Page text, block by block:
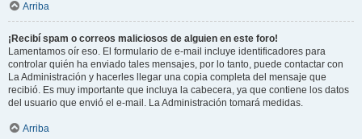
Arriba
¡Recibí spam o correos maliciosos de alguien en este foro!
Lamentamos oír eso. El formulario de e-mail incluye identificadores para
controlar quién ha enviado tales mensajes, por lo tanto, puede contactar con
La Administración y hacerles llegar una copia completa del mensaje que
recibió. Es muy importante que incluya la cabecera, ya que contiene los datos
del usuario que envió el e-mail. La Administración tomará medidas.
Arriba